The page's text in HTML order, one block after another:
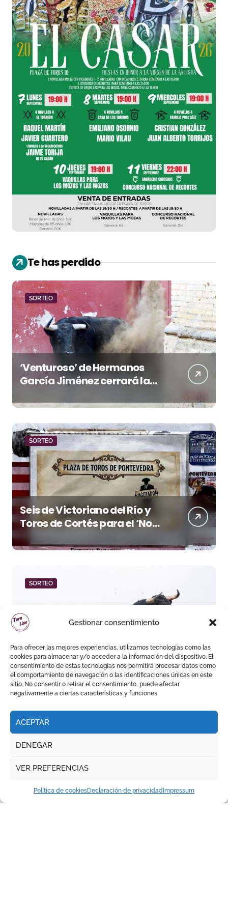
Gestionar consentimiento
Para ofrecer las mejores experiencias, utilizamos tecnologías como las
cookies para almacenar y/o acceder a la información del dispositivo. El
consentimiento de estas tecnologías nos permitirá procesar datos como
el comportamiento de navegación o las identificaciones únicas en este
sitio. No consentir o retirar el consentimiento, puede afectar
negativamente a ciertas características y funciones.
ACEPTAR
DENEGAR
VER PREFERENCIAS
Política de cookiesDeclaración de privacidad Impressum
Te has perdido
SORTEO
‘Venturoso’ de Hermanos
García Jiménez cerrará la
SORTEO
Seis de Victoriano del Río y
Toros de Cortés para el ‘No
Hay Localidades’ de esta
tarde en Pontevedra
SORTEO
Seis de López Gibaja para la
final del circuito de
novilladas de Andalucía en
Málaga
TEMPORADA DE VERANO || EL PUERTO DE SANTA MARÍA
Daniel Crespo reivindica su